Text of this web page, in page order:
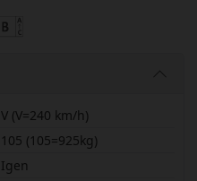
V (V=240 km/h)
105 (105=925kg)
Igen